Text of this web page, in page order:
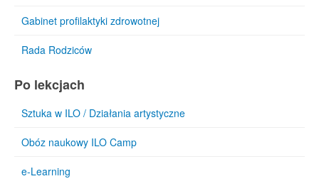
Gabinet profilaktyki zdrowotnej
Rada Rodziców
Po lekcjach
Sztuka w ILO / Działania artystyczne
Obóz naukowy ILO Camp
e-Learning